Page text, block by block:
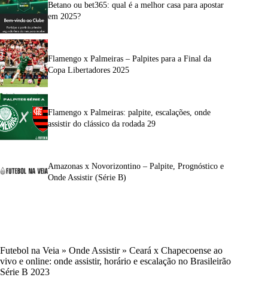
Betano ou bet365: qual é a melhor casa para apostar
em 2025?
Flamengo x Palmeiras – Palpites para a Final da
Copa Libertadores 2025
Flamengo x Palmeiras: palpite, escalações, onde
assistir do clássico da rodada 29
Amazonas x Novorizontino – Palpite, Prognóstico e
Onde Assistir (Série B)
Futebol na Veia » Onde Assistir» Ceará x Chapecoense ao
vivo e online: onde assistir, horário e escalação no Brasileirão
Série B 2023